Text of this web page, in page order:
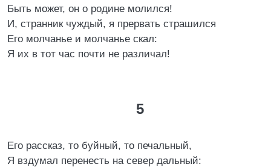
Быть может, он о родине молился!
И, странник чуждый, я прервать страшился
Его молчанье и молчанье скал:
Я их в тот час почти не различал!
5
Его рассказ, то буйный, то печальный,
Я вздумал перенесть на север дальный: